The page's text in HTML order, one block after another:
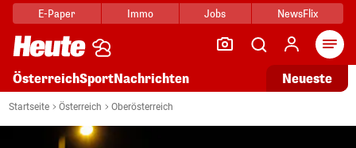
E-Paper Immo Jobs NewsFlix
ÖsterreichSportNachrichten Neueste
Startseite Österreich Oberösterreich